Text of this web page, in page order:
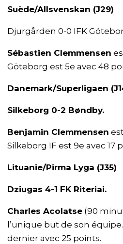
Suède/Allsvenskan (J29)
Djurgården 0-0 IFK
Sébastien Clemmensen
Göteborg est 5e avec 48
Danemark/Superligaen
Silkeborg 0-2 Bøndby.
Benjamin Clemmensen
Silkeborg IF est 9e avec 17
Lituanie/Pirma Lyga (J35)
Dziugas 4-1 FK Riteriai.
Charles Acolatse (90
l’unique but de son
dernier avec 25 points.